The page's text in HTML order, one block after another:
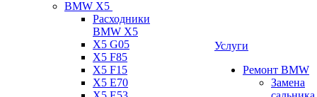
BMW X5
Расходники
BMW X5
X5 G05
X5 F85
X5 F15
X5 E70
Услуги
Ремонт BMW
Замена